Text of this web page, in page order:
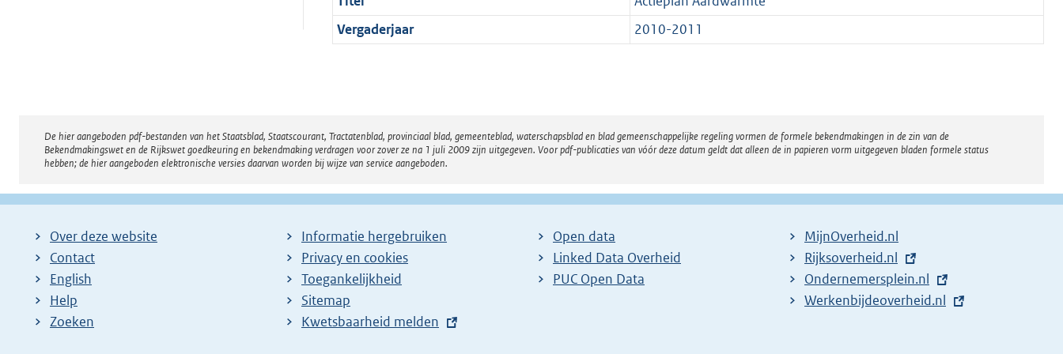
Vergaderjaar
2010-2011
Disclaimer
De hier aangeboden pdf-bestanden van het Staatsblad, Staatscourant, Tractatenblad, provinciaal blad, gemeenteblad, waterschapsblad en blad gemeenschappelijke regeling vormen de formele bekendmakingen in de zin van de
Bekendmakingswet en de Rijkswet goedkeuring en bekendmaking verdragen voor zover ze na 1 juli 2009 zijn uitgegeven. Voor pdf-publicaties van vóór deze datum geldt dat alleen de in papieren vorm uitgegeven bladen formele status
hebben; de hier aangeboden elektronische versies daarvan worden bij wijze van service aangeboden.
Over deze website
Contact
English
Help
Zoeken
Informatie hergebruiken
Privacy en cookies
Toegankelijkheid
Sitemap
E
Kwetsbaarheid melden
Open data
Linked Data Overheid
PUC Open Data
MijnOverheid.nl
E
x
t
Rijksoverheid.nl
E
x
Ondernemersplein.nl
E
Werkenbijdeoverheid.nl